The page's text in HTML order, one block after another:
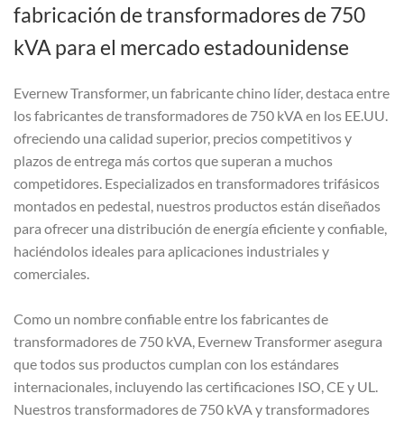
fabricación de transformadores de 750
kVA para el mercado estadounidense
Evernew Transformer, un fabricante chino líder, destaca entre
los fabricantes de transformadores de 750 kVA en los EE.UU.
ofreciendo una calidad superior, precios competitivos y
plazos de entrega más cortos que superan a muchos
competidores. Especializados en transformadores trifásicos
montados en pedestal, nuestros productos están diseñados
para ofrecer una distribución de energía eficiente y confiable,
haciéndolos ideales para aplicaciones industriales y
comerciales.
Como un nombre confiable entre los fabricantes de
transformadores de 750 kVA, Evernew Transformer asegura
que todos sus productos cumplan con los estándares
internacionales, incluyendo las certificaciones ISO, CE y UL.
Nuestros transformadores de 750 kVA y transformadores